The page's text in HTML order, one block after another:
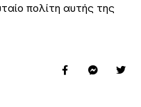
πολίτη αυτής της